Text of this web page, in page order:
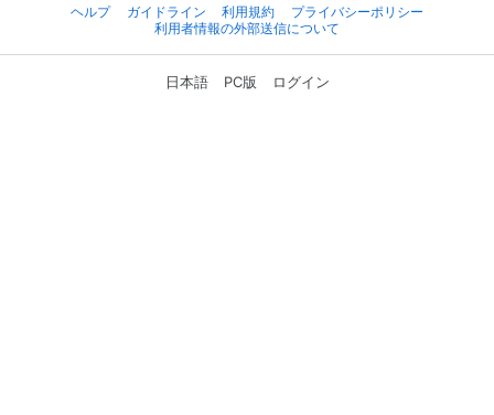
ヘルプ
ガイドライン 利用規約
プライバシーポリシー
利用者情報の外部送信について
日本語 PC版 ログイン